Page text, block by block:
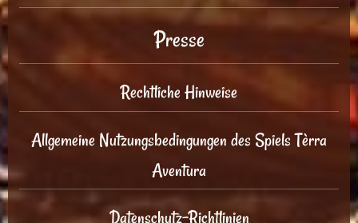
Presse
Rechtliche Hinweise
Allgemeine Nutzungsbedingungen des Spiels Tèrra
Aventura
Datenschutz-Richtlinien